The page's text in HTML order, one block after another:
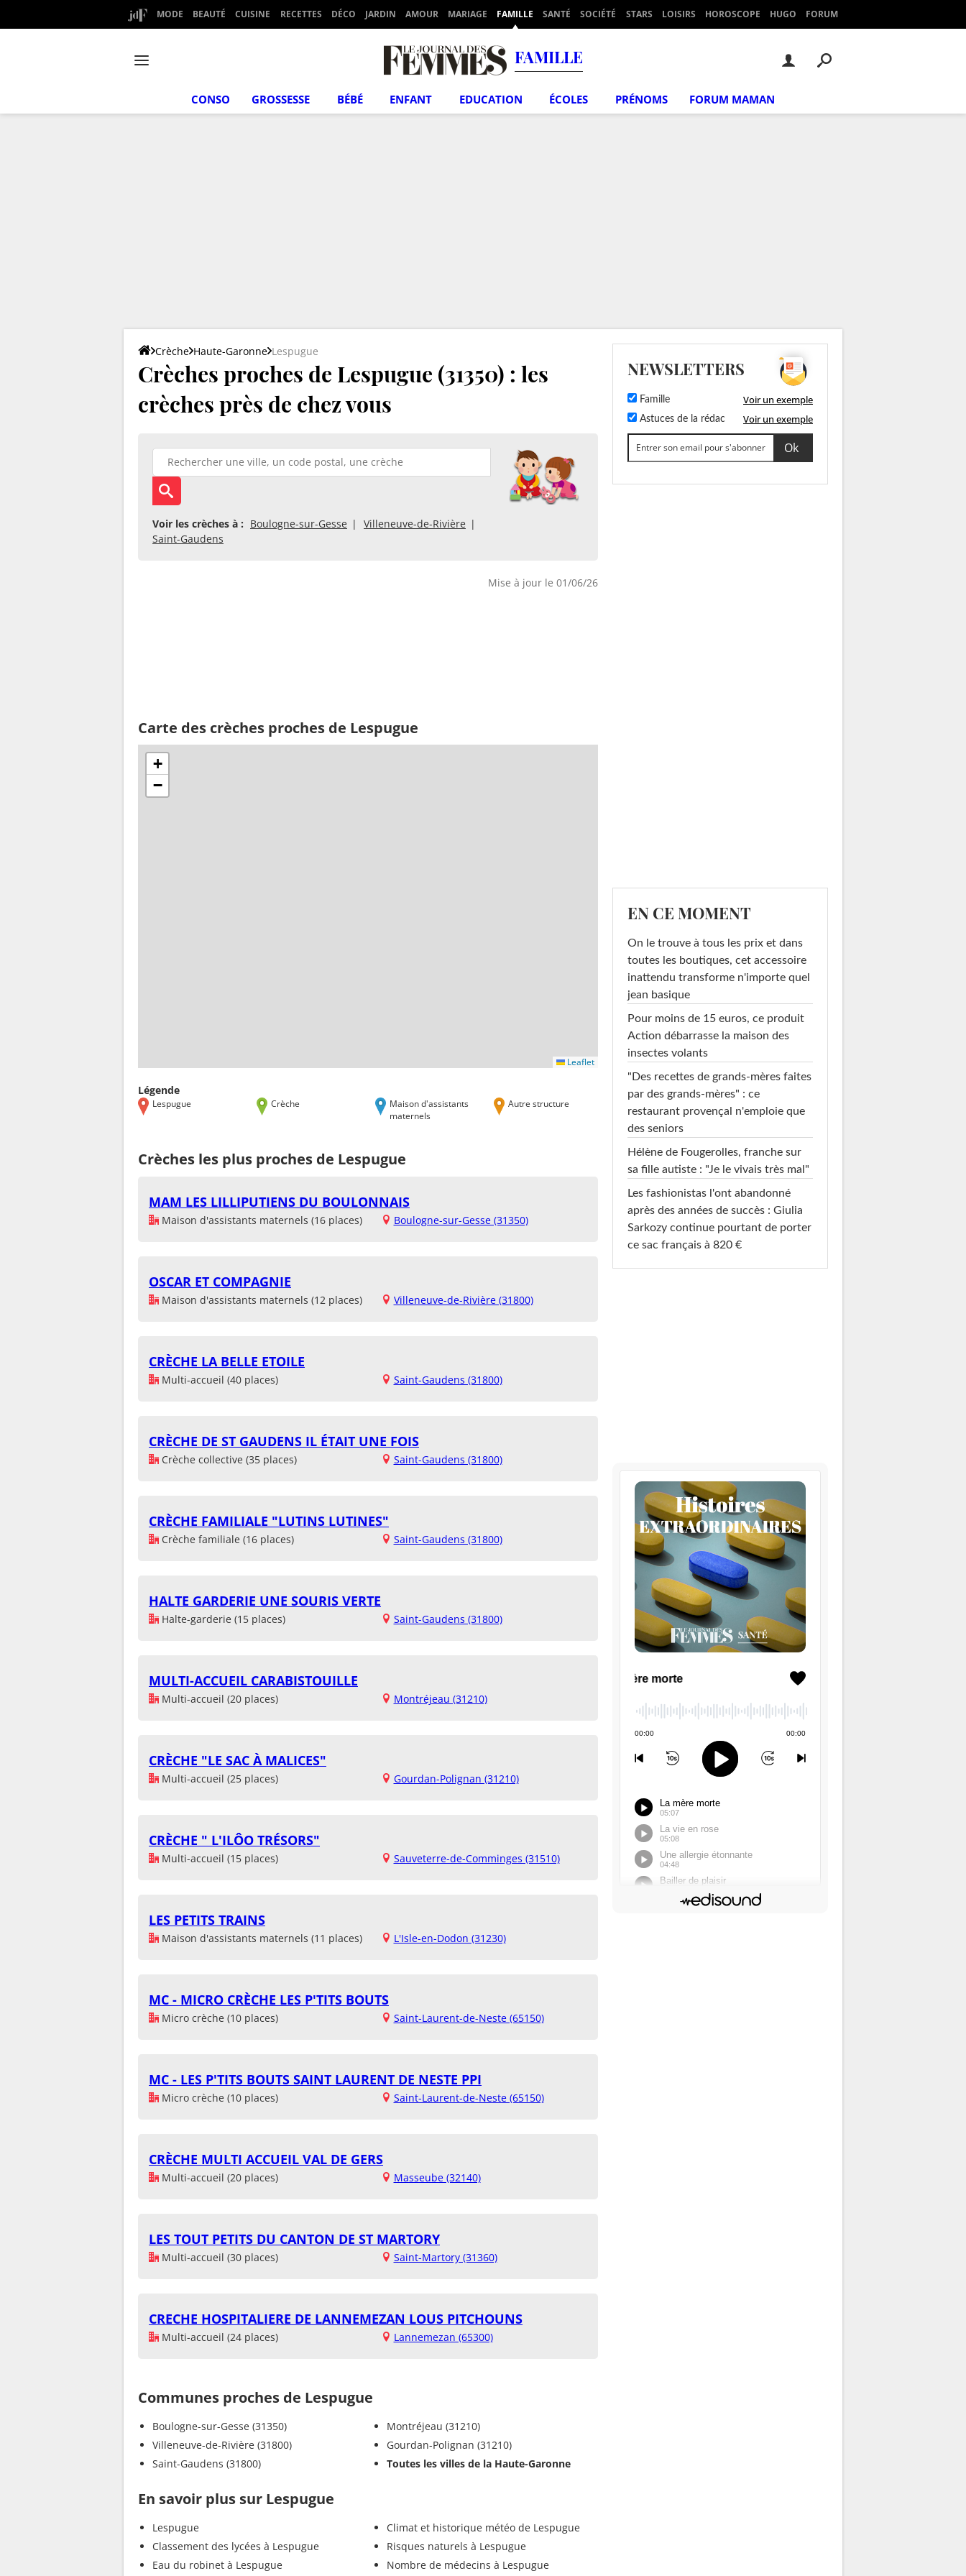
MODE BEAUTÉ CUISINE RECETTES DÉCO JARDIN AMOUR MARIAGE FAMILLE SANTÉ SOCIÉTÉ STARS LOISIRS HOROSCOPE HUGO FORUM
FAMILLE
CONSO GROSSESSE BÉBÉ ENFANT EDUCATION ÉCOLES PRÉNOMS FORUM MAMAN
Crèche Haute-Garonne Lespugue
Crèches proches de Lespugue (31350) : les
crèches près de chez vous
Voir les crèches à : Boulogne-sur-Gesse
Villeneuve-de-Rivière
Saint-Gaudens
Mise à jour le 01/06/26
Carte des crèches proches de Lespugue
+
−
Leaflet
Légende
Lespugue Crèche
Maison d'assistants
maternels
Autre structure
Crèches les plus proches de Lespugue
MAM LES LILLIPUTIENS DU BOULONNAIS
Maison d'assistants maternels (16 places) Boulogne-sur-Gesse (31350)
OSCAR ET COMPAGNIE
Maison d'assistants maternels (12 places) Villeneuve-de-Rivière (31800)
CRÈCHE LA BELLE ETOILE
Multi-accueil (40 places) Saint-Gaudens (31800)
CRÈCHE DE ST GAUDENS IL ÉTAIT UNE FOIS
Crèche collective (35 places) Saint-Gaudens (31800)
CRÈCHE FAMILIALE "LUTINS LUTINES"
Crèche familiale (16 places) Saint-Gaudens (31800)
HALTE GARDERIE UNE SOURIS VERTE
Halte-garderie (15 places) Saint-Gaudens (31800)
MULTI-ACCUEIL CARABISTOUILLE
Multi-accueil (20 places) Montréjeau (31210)
CRÈCHE "LE SAC À MALICES"
Multi-accueil (25 places) Gourdan-Polignan (31210)
CRÈCHE " L'ILÔO TRÉSORS"
Multi-accueil (15 places) Sauveterre-de-Comminges (31510)
LES PETITS TRAINS
Maison d'assistants maternels (11 places) L'Isle-en-Dodon (31230)
MC - MICRO CRÈCHE LES P'TITS BOUTS
Micro crèche (10 places) Saint-Laurent-de-Neste (65150)
MC - LES P'TITS BOUTS SAINT LAURENT DE NESTE PPI
Micro crèche (10 places) Saint-Laurent-de-Neste (65150)
CRÈCHE MULTI ACCUEIL VAL DE GERS
Multi-accueil (20 places) Masseube (32140)
LES TOUT PETITS DU CANTON DE ST MARTORY
Multi-accueil (30 places) Saint-Martory (31360)
CRECHE HOSPITALIERE DE LANNEMEZAN LOUS PITCHOUNS
Multi-accueil (24 places) Lannemezan (65300)
Communes proches de Lespugue
Boulogne-sur-Gesse (31350)
Villeneuve-de-Rivière (31800)
Saint-Gaudens (31800)
Montréjeau (31210)
Gourdan-Polignan (31210)
Toutes les villes de la Haute-Garonne
En savoir plus sur Lespugue
Lespugue
Classement des lycées à Lespugue
Eau du robinet à Lespugue
Climat et historique météo de Lespugue
Risques naturels à Lespugue
Nombre de médecins à Lespugue
NEWSLETTERS
Famille Voir un exemple
Astuces de la rédac Voir un exemple
EN CE MOMENT
On le trouve à tous les prix et dans
toutes les boutiques, cet accessoire
inattendu transforme n'importe quel
jean basique
Pour moins de 15 euros, ce produit
Action débarrasse la maison des
insectes volants
"Des recettes de grands-mères faites
par des grands-mères" : ce
restaurant provençal n'emploie que
des seniors
Hélène de Fougerolles, franche sur
sa fille autiste : "Je le vivais très mal"
Les fashionistas l'ont abandonné
après des années de succès : Giulia
Sarkozy continue pourtant de porter
ce sac français à 820 €